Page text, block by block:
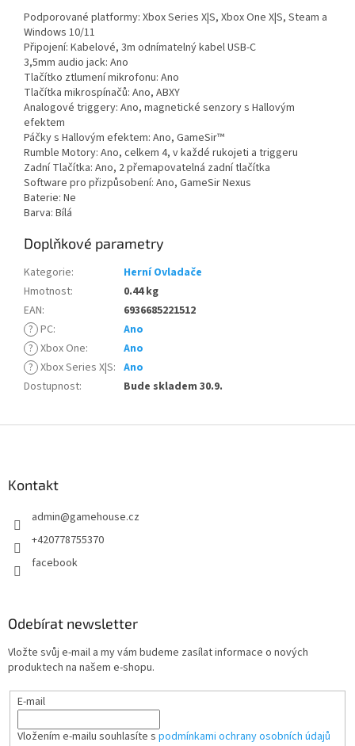
Podporované platformy: Xbox Series X|S, Xbox One X|S, Steam a
Windows 10/11
Připojení: Kabelové, 3m odnímatelný kabel USB-C
3,5mm audio jack: Ano
Tlačítko ztlumení mikrofonu: Ano
Tlačítka mikrospínačů: Ano, ABXY
Analogové triggery: Ano, magnetické senzory s Hallovým
efektem
Páčky s Hallovým efektem: Ano, GameSir™
Rumble Motory: Ano, celkem 4, v každé rukojeti a triggeru
Zadní Tlačítka: Ano, 2 přemapovatelná zadní tlačítka
Software pro přizpůsobení: Ano, GameSir Nexus
Baterie: Ne
Barva: Bílá
Doplňkové parametry
Kategorie:
Herní Ovladače
Hmotnost:
0.44 kg
EAN:
6936685221512
? PC:
Ano
? Xbox One:
Ano
? Xbox Series X|S: Ano
Dostupnost: Bude skladem 30.9.
Kontakt
admin@gamehouse.cz
+420778755370
facebook
Odebírat newsletter
Vložte svůj e-mail a my vám budeme zasílat informace o nových
produktech na našem e-shopu.
E-mail
Vložením e-mailu souhlasíte s podmínkami ochrany osobních údajů